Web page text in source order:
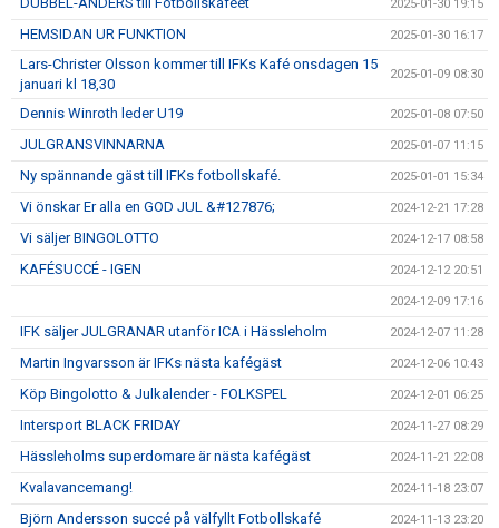
2025-01-30 19:15
HEMSIDAN UR FUNKTION 2025-01-30 16:17
Lars-Christer Olsson kommer till IFKs Kafé onsdagen 15
januari kl 18,30
2025-01-09 08:30
Dennis Winroth leder U19 2025-01-08 07:50
JULGRANSVINNARNA 2025-01-07 11:15
Ny spännande gäst till IFKs fotbollskafé. 2025-01-01 15:34
Vi önskar Er alla en GOD JUL &#127876; 2024-12-21 17:28
Vi säljer BINGOLOTTO 2024-12-17 08:58
KAFÉSUCCÉ - IGEN 2024-12-12 20:51
2024-12-09 17:16
IFK säljer JULGRANAR utanför ICA i Hässleholm 2024-12-07 11:28
Martin Ingvarsson är IFKs nästa kafégäst 2024-12-06 10:43
Köp Bingolotto & Julkalender - FOLKSPEL 2024-12-01 06:25
Intersport BLACK FRIDAY 2024-11-27 08:29
Hässleholms superdomare är nästa kafégäst 2024-11-21 22:08
Kvalavancemang! 2024-11-18 23:07
Björn Andersson succé på välfyllt Fotbollskafé 2024-11-13 23:20